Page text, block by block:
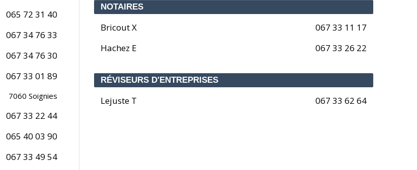
065 72 31 40
067 34 76 33
067 34 76 30
067 33 01 89
7060 Soignies
067 33 22 44
065 40 03 90
067 33 49 54
NOTAIRES
Bricout X
067 33 11 17
Hachez E
067 33 26 22
RÉVISEURS D'ENTREPRISES
Lejuste T 067 33 62 64